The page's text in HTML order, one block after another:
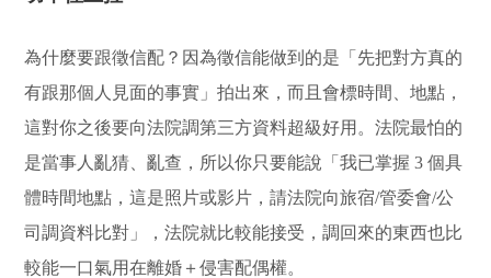
為什麼要跟徵信配？因為徵信能做到的是「先把對方真的
有跟那個人見面的事實」拍出來，而且會標時間、地點，
這對你之後要向法院調第三方資料超級好用。法院最怕的
是當事人亂猜、亂查，所以你只要能說「我已掌握 3 個具
體時間地點，這是照片或影片，請法院向旅宿/管委會/公
司調資料比對」，法院就比較能接受，調回來的東西也比
較能一口氣用在離婚＋侵害配偶權。